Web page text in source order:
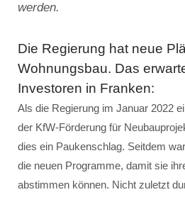
werden.
Die Regierung hat neue
Wohnungsbau. Das
Investoren in Franken:
Als die Regierung im Januar 2022
der KfW-Förderung für
dies ein Paukenschlag. Seitdem
die neuen Programme, damit sie
abstimmen können. Nicht zuletzt